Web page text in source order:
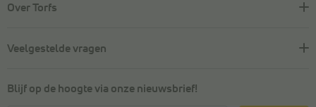
Over Torfs
Veelgestelde vragen
Blijf op de hoogte via onze nieuwsbrief!